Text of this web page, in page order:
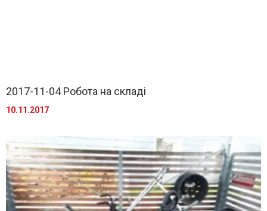
2017-11-04 Робота на складі
10.11.2017